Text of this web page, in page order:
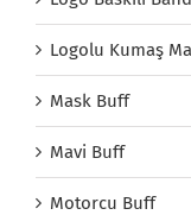
Logolu Kumaş
Mask Buff
Mavi Buff
Motorcu Buff